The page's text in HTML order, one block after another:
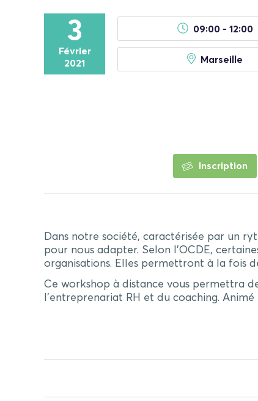
3
Février
2021
09:00 - 12:00
Marseille
Inscription
Dans notre société, caractérisée par un
pour nous adapter. Selon l’OCDE,
organisations. Elles permettront à la fois
Ce workshop à distance vous permettra
l’entreprenariat RH et du coaching.